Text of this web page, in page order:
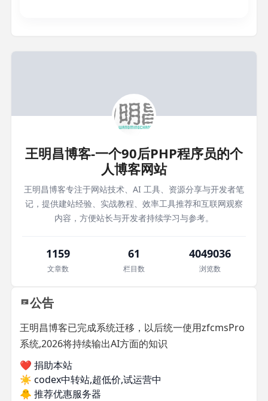
王明昌博客-一个90后PHP程序员的个
人博客网站
王明昌博客专注于网站技术、AI 工具、资源分享与开发者笔
记，提供建站经验、实战教程、效率工具推荐和互联网观察
内容，方便站长与开发者持续学习与参考。
1159
文章数
61
栏目数
4049036
浏览数
公告
王明昌博客已完成系统迁移，以后统一使用zfcmsPro
系统,2026将持续输出AI方面的知识
❤️ 捐助本站
☀️ codex中转站,超低价,试运营中
🐥 推荐优惠服务器